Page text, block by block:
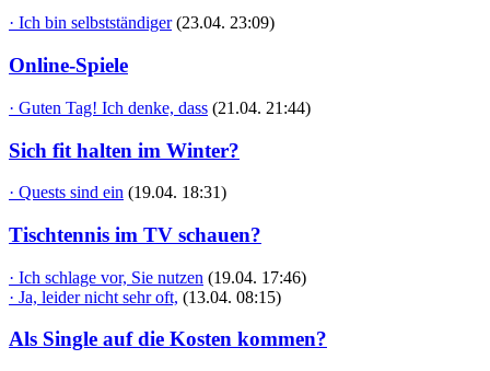
· Ich bin selbstständiger (23.04. 23:09)
Online-Spiele
· Guten Tag! Ich denke, dass (21.04. 21:44)
Sich fit halten im Winter?
· Quests sind ein (19.04. 18:31)
Tischtennis im TV schauen?
· Ich schlage vor, Sie nutzen (19.04. 17:46)
· Ja, leider nicht sehr oft, (13.04. 08:15)
Als Single auf die Kosten kommen?